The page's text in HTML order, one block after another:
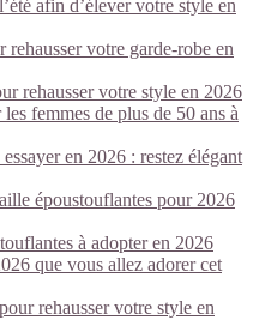
afin d’élever votre style en
rehausser votre garde-robe en
rehausser votre style en 2026
femmes de plus de 50 ans à
en 2026 : restez élégant
époustouflantes pour 2026
à adopter en 2026
que vous allez adorer cet
rehausser votre style en